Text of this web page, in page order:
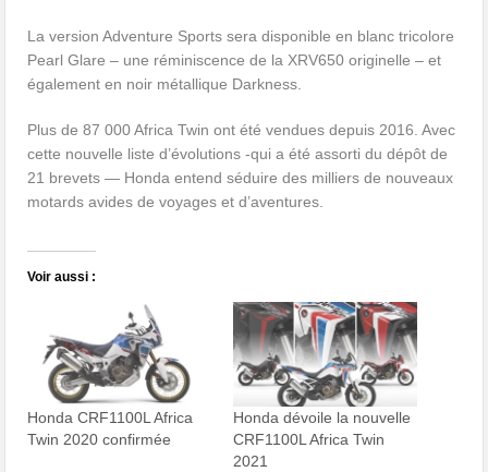
La version Adventure Sports sera disponible en blanc tricolore
Pearl Glare – une réminiscence de la XRV650 originelle – et
également en noir métallique Darkness.
Plus de 87 000 Africa Twin ont été vendues depuis 2016. Avec
cette nouvelle liste d’évolutions -qui a été assorti du dépôt de
21 brevets — Honda entend séduire des milliers de nouveaux
motards avides de voyages et d’aventures.
Voir aussi :
Honda CRF1100L Africa
Twin 2020 confirmée
Honda dévoile la nouvelle
CRF1100L Africa Twin
2021